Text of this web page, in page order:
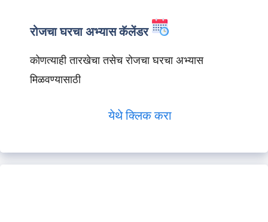
रोजचा घरचा अभ्यास कॅलेंडर
कोणत्याही तारखेचा तसेच रोजचा घरचा अभ्यास
मिळवण्यासाठी
येथे क्लिक करा